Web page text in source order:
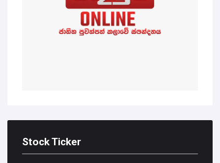
Stock Ticker